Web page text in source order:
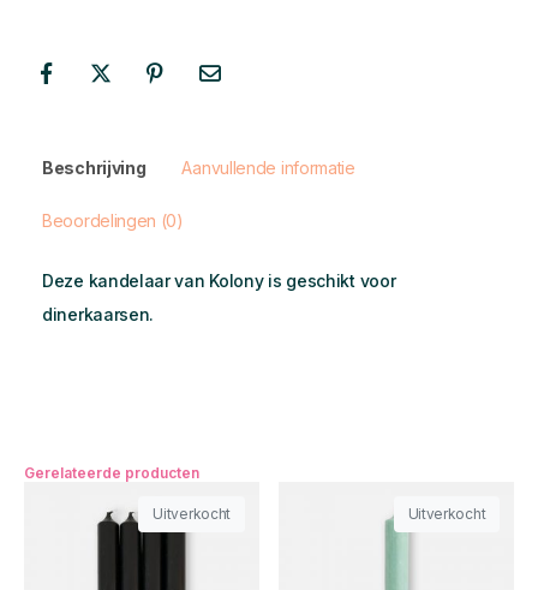
Beschrijving Aanvullende informatie
Beoordelingen (0)
Deze kandelaar van Kolony is geschikt voor
dinerkaarsen.
Gerelateerde producten
Uitverkocht Uitverkocht